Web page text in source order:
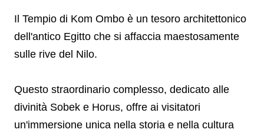
Il Tempio di Kom Ombo è un tesoro architettonico
dell'antico Egitto che si affaccia maestosamente
sulle rive del Nilo.
Questo straordinario complesso, dedicato alle
divinità Sobek e Horus, offre ai visitatori
un'immersione unica nella storia e nella cultura